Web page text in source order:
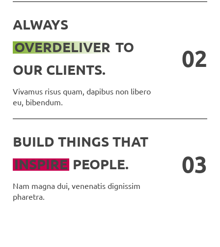
ALWAYS
OVERDELIVER TO
OUR CLIENTS.
Vivamus risus quam, dapibus non libero
eu, bibendum.
02
BUILD THINGS THAT
INSPIRE PEOPLE.
Nam magna dui, venenatis dignissim
pharetra.
03